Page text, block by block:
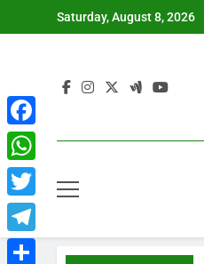
to
Saturday, August 8, 2026
Facebook
WhatsApp
Twitter
Telegram